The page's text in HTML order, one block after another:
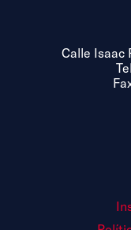
Calle Isaac